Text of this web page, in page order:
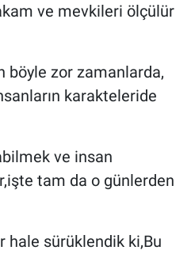
ve mevkileri ölçülür
böyle zor zamanlarda,
karakteleride
ve insan
tam da o günlerden
hale sürüklendik ki,Bu